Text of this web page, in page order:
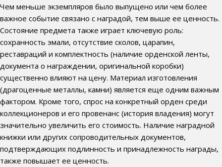
Чем меньше экземпляров было выпущено или чем более
важное событие связано с наградой, тем выше ее ценность.
Состояние предмета также играет ключевую роль:
сохранность эмали, отсутствие сколов, царапин,
реставраций и комплектность (наличие орденской ленты,
документа о награждении, оригинальной коробки)
существенно влияют на цену. Материал изготовления
(драгоценные металлы, камни) является еще одним важным
фактором. Кроме того, спрос на конкретный орден среди
коллекционеров и его провенанс (история владения) могут
значительно увеличить его стоимость. Наличие наградной
книжки или других сопроводительных документов,
подтверждающих подлинность и принадлежность награды,
также повышает ее ценность.